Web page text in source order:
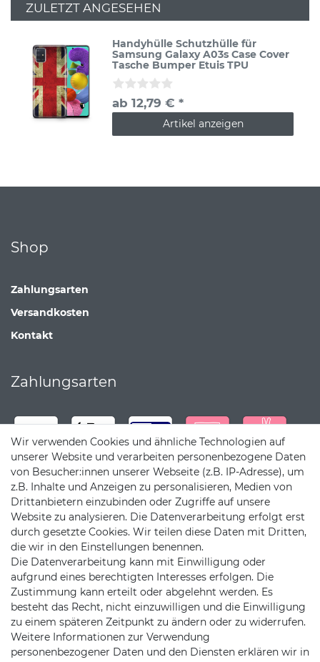
ZULETZT ANGESEHEN
Handyhülle Schutzhülle für
Samsung Galaxy A03s Case Cover
Tasche Bumper Etuis TPU
ab 12,79 € *
Artikel anzeigen
Shop
Zahlungsarten
Versandkosten
Kontakt
Zahlungsarten
Versandpartner
Wir verwenden Cookies und ähnliche Technologien auf
unserer Website und verarbeiten personenbezogene Daten
von Besucher:innen unserer Webseite (z.B. IP-Adresse), um
z.B. Inhalte und Anzeigen zu personalisieren, Medien von
Drittanbietern einzubinden oder Zugriffe auf unsere
Website zu analysieren. Die Datenverarbeitung erfolgt erst
durch gesetzte Cookies. Wir teilen diese Daten mit Dritten,
die wir in den Einstellungen benennen.
Die Datenverarbeitung kann mit Einwilligung oder
aufgrund eines berechtigten Interesses erfolgen. Die
Zustimmung kann erteilt oder abgelehnt werden. Es
besteht das Recht, nicht einzuwilligen und die Einwilligung
zu einem späteren Zeitpunkt zu ändern oder zu widerrufen.
Weitere Informationen zur Verwendung
personenbezogener Daten und den Diensten erklären wir in